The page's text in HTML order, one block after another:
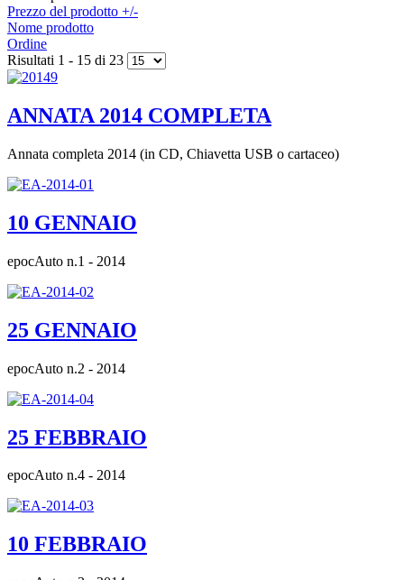
Prezzo del prodotto +/-
Nome prodotto
Ordine
Risultati 1 - 15 di 23
ANNATA 2014 COMPLETA
Annata completa 2014 (in CD, Chiavetta USB o cartaceo)
10 GENNAIO
epocAuto n.1 - 2014
25 GENNAIO
epocAuto n.2 - 2014
25 FEBBRAIO
epocAuto n.4 - 2014
10 FEBBRAIO